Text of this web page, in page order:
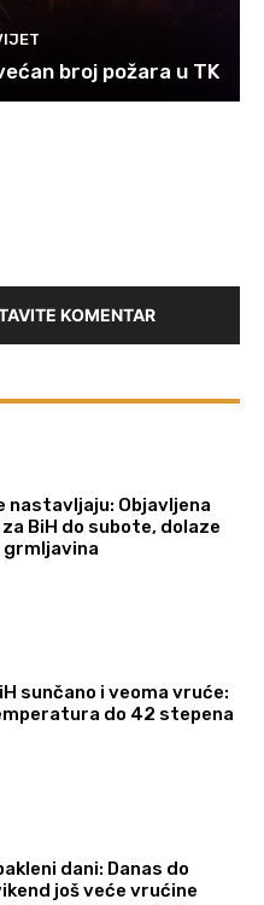
broj požara u TK
KOMENTAR
nastavljaju: Objavljena
BiH do subote, dolaze
grmljavina
sunčano i veoma vruće:
do 42 stepena
dani: Danas do
još veće vrućine